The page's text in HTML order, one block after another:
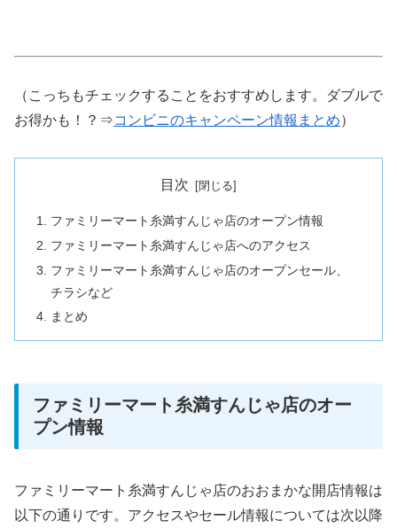
（こっちもチェックすることをおすすめします。ダブルで
お得かも！？⇒コンビニのキャンペーン情報まとめ）
目次
ファミリーマート糸満すんじゃ店のオープン情報
ファミリーマート糸満すんじゃ店へのアクセス
ファミリーマート糸満すんじゃ店のオープンセール、
チラシなど
まとめ
ファミリーマート糸満すんじゃ店のオー
プン情報
ファミリーマート糸満すんじゃ店のおおまかな開店情報は
以下の通りです。アクセスやセール情報については次以降